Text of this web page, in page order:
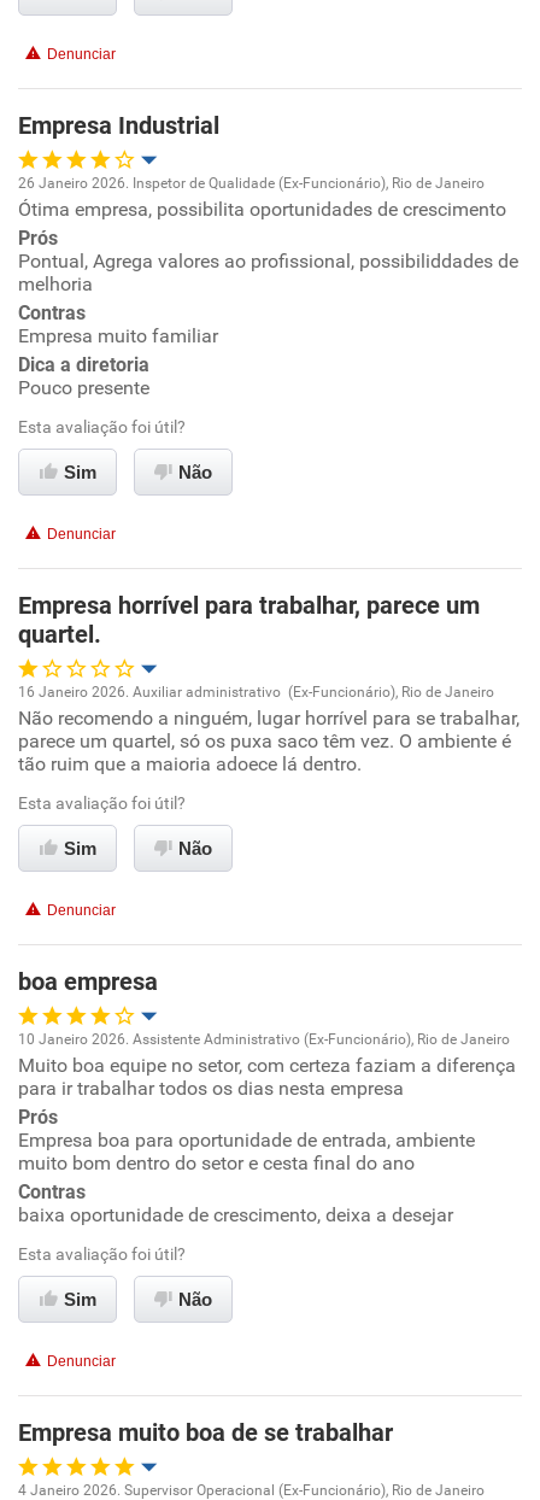
Recomenda esta empresa
Recomenda a diretoria
Denunciar
Empresa Industrial
Oportunidade de promoção
Ambiente de trabalho
Conciliação com a vida familiar
Benefícios
Recomenda esta empresa
Recomenda a diretoria
26 Janeiro 2026. Inspetor de Qualidade (Ex-Funcionário), Rio de Janeiro
Ótima empresa, possibilita oportunidades de crescimento
Prós
Pontual, Agrega valores ao profissional, possibiliddades de
melhoria
Contras
Empresa muito familiar
Dica a diretoria
Pouco presente
Esta avaliação foi útil?
Sim Não
Denunciar
Empresa horrível para trabalhar, parece um
quartel.
Oportunidade de promoção
Ambiente de trabalho
Conciliação com a vida familiar
Não recomenda a diretoria
16 Janeiro 2026. Auxiliar administrativo (Ex-Funcionário), Rio de Janeiro
Não recomendo a ninguém, lugar horrível para se trabalhar,
parece um quartel, só os puxa saco têm vez. O ambiente é
tão ruim que a maioria adoece lá dentro.
Esta avaliação foi útil?
Sim Não
Denunciar
boa empresa
Oportunidade de promoção
Ambiente de trabalho
Conciliação com a vida familiar
Benefícios
Recomenda esta empresa
10 Janeiro 2026. Assistente Administrativo (Ex-Funcionário), Rio de Janeiro
Muito boa equipe no setor, com certeza faziam a diferença
para ir trabalhar todos os dias nesta empresa
Prós
Empresa boa para oportunidade de entrada, ambiente
muito bom dentro do setor e cesta final do ano
Contras
baixa oportunidade de crescimento, deixa a desejar
Esta avaliação foi útil?
Sim Não
Denunciar
Empresa muito boa de se trabalhar
4 Janeiro 2026. Supervisor Operacional (Ex-Funcionário), Rio de Janeiro